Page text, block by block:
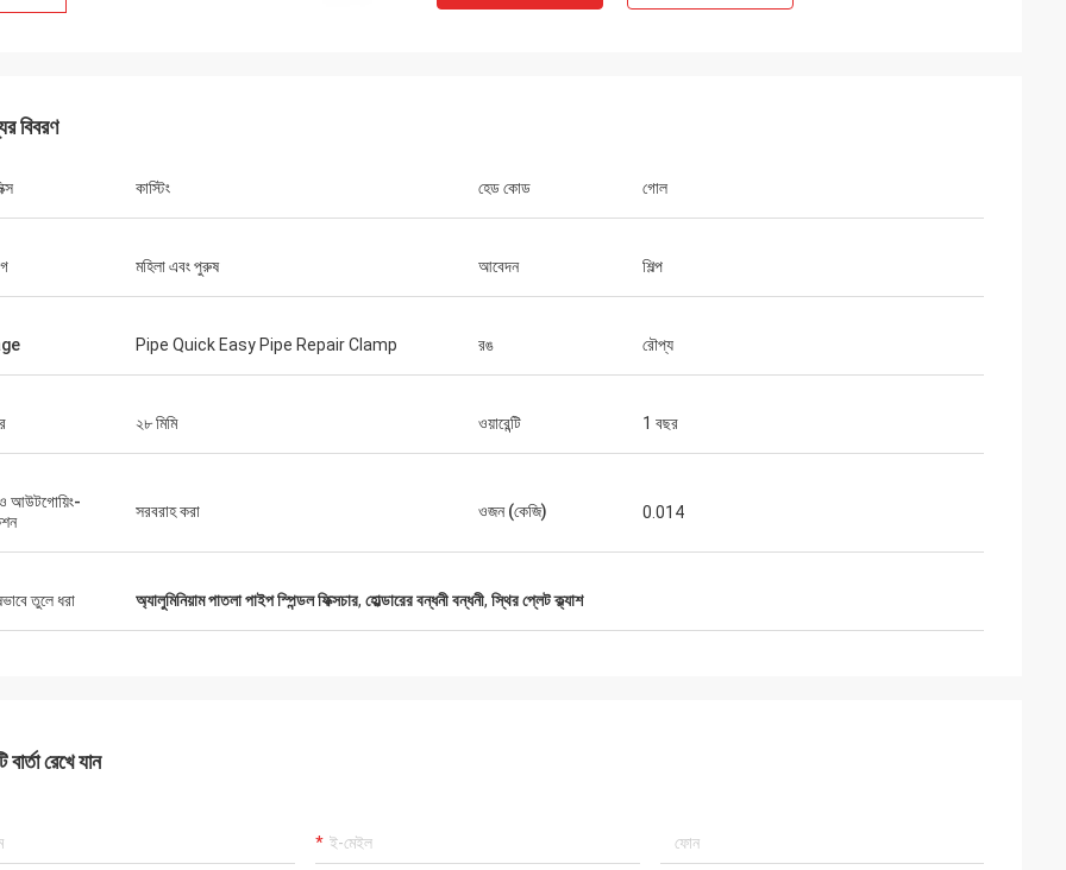
দয়া করে 12000 মিটার 2808 নষ্ট টিউব,
ব্যবস্থা করুন।
হ্যাঁ, আমরা সবসময় টাইট কার্ট এবং কাজ টেবিল ক্রয়। এটি
দ্রুত এবং উষ্ণ সেবা কোম্পানী।
বিবরণ
কাস্টিং হেড কোড গোল
মহিলা এবং পুরুষ আবেদন শিল্প
Pipe Quick Easy Pipe Repair Clamp রঙ রৌপ্য
২৮ মিমি ওয়ারেন্টি 1 বছর
আউটগোয়িং-
সরবরাহ করা ওজন (কেজি) 0.014
তুলে ধরা অ্যালুমিনিয়াম পাতলা পাইপ স্পিন্ডল ফিক্সচার, হোল্ডারের বন্ধনী বন্ধনী, স্থির প্লেট ক্ল্যাশ
বার্তা রেখে যান